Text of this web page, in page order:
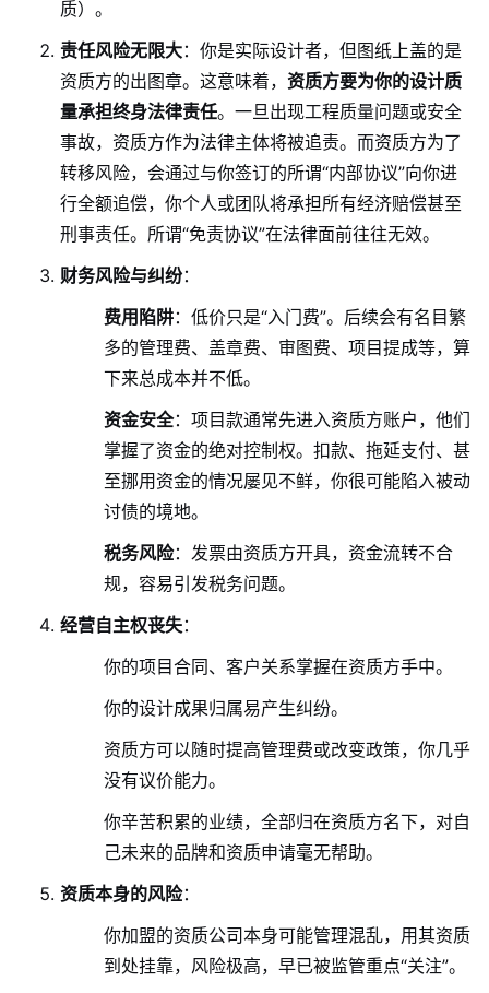
质）。
责任风险无限大：你是实际设计者，但图纸上盖的是
资质方的出图章。这意味着， 资质方要为你的设计质
量承担终身法律责任。一旦出现工程质量问题或安全
事故，资质方作为法律主体将被追责。而资质方为了
转移风险，会通过与你签订的所谓“内部协议”向你进
行全额追偿，你个人或团队将承担所有经济赔偿甚至
刑事责任。所谓“免责协议”在法律面前往往无效。
财务风险与纠纷：
费用陷阱：低价只是“入门费”。后续会有名目繁
多的管理费、盖章费、审图费、项目提成等，算
下来总成本并不低。
资金安全：项目款通常先进入资质方账户，他们
掌握了资金的绝对控制权。扣款、拖延支付、甚
至挪用资金的情况屡见不鲜，你很可能陷入被动
讨债的境地。
税务风险：发票由资质方开具，资金流转不合
规，容易引发税务问题。
经营自主权丧失：
你的项目合同、客户关系掌握在资质方手中。
你的设计成果归属易产生纠纷。
资质方可以随时提高管理费或改变政策，你几乎
没有议价能力。
你辛苦积累的业绩，全部归在资质方名下，对自
己未来的品牌和资质申请毫无帮助。
资质本身的风险：
你加盟的资质公司本身可能管理混乱，用其资质
到处挂靠，风险极高，早已被监管重点“关注”。